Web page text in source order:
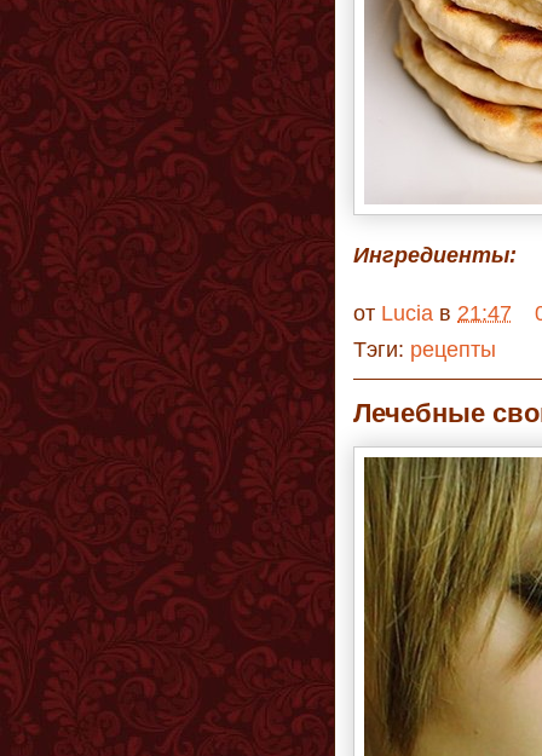
Ингредиенты:
от Lucia в 21:47
Тэги: рецепты
Лечебные